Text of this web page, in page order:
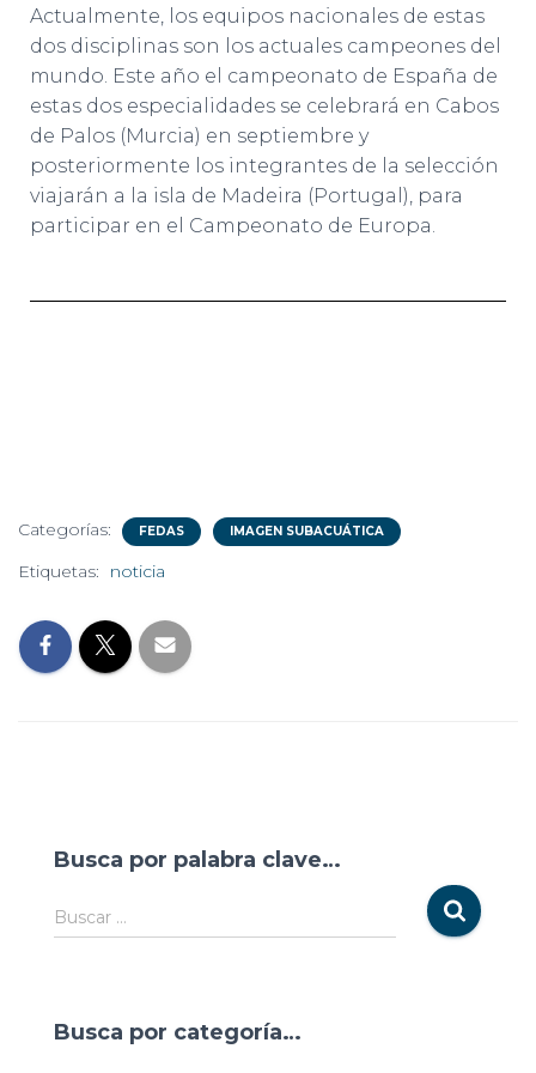
Actualmente, los equipos nacionales de estas
dos disciplinas son los actuales campeones del
mundo. Este año el campeonato de España de
estas dos especialidades se celebrará en Cabos
de Palos (Murcia) en septiembre y
posteriormente los integrantes de la selección
viajarán a la isla de Madeira (Portugal), para
participar en el Campeonato de Europa.
Categorías: FEDAS IMAGEN SUBACUÁTICA
Etiquetas: noticia
Busca por palabra clave…
Buscar …
Busca por categoría…